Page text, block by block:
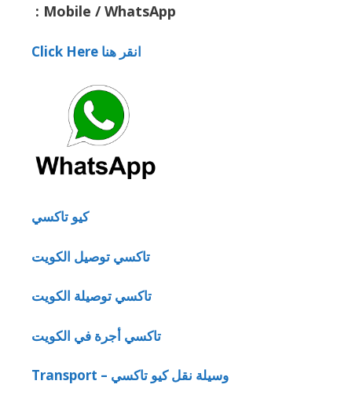
: Mobile / WhatsApp
Click Here انقر هنا
كيو تاكسي
تاكسي توصيل الكويت
تاكسي توصيلة الكويت
تاكسي أجرة في الكويت
Transport – وسيلة نقل كيو تاكسي